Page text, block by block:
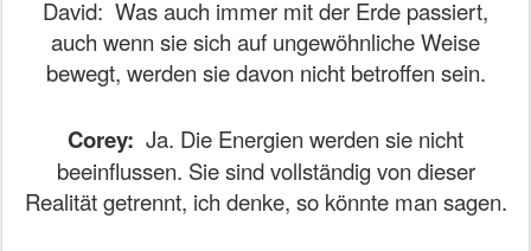
David: Was auch immer mit der Erde passiert,
auch wenn sie sich auf ungewöhnliche Weise
bewegt, werden sie davon nicht betroffen sein.
Corey: Ja. Die Energien werden sie nicht
beeinflussen. Sie sind vollständig von dieser
Realität getrennt, ich denke, so könnte man sagen.